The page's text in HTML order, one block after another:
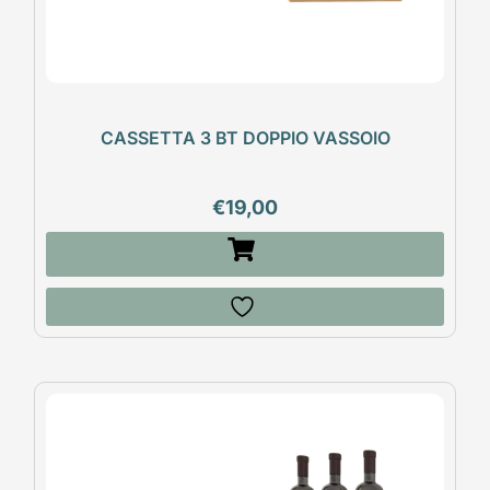
CASSETTA 3 BT DOPPIO VASSOIO
€19,00